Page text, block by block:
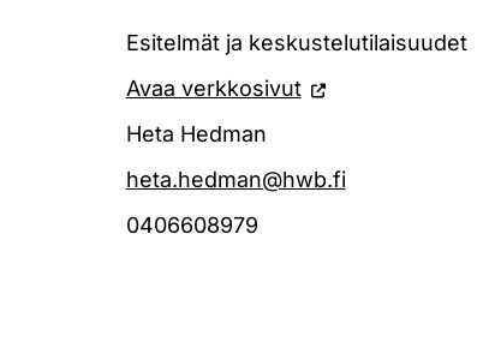
Esitelmät ja keskustelutilaisuudet
Avaa verkkosivut
Heta Hedman
heta.hedman@hwb.fi
0406608979